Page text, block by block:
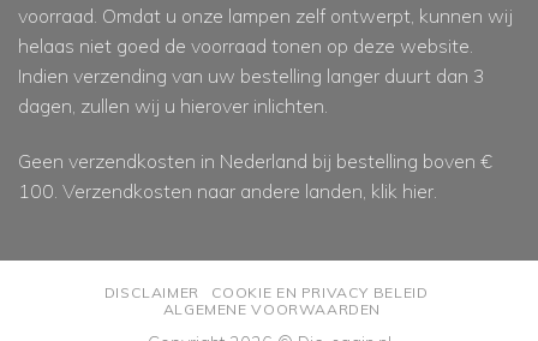
voorraad. Omdat u onze lampen zelf ontwerpt, kunnen wij
helaas niet goed de voorraad tonen op deze website.
Indien verzending van uw bestelling langer duurt dan 3
dagen, zullen wij u hierover inlichten.
Geen verzendkosten in Nederland bij bestelling boven €
100. Verzendkosten naar andere landen, klik hier.
DISCLAIMER
COOKIE EN PRIVACY BELEID
ALGEMENE VOORWAARDEN